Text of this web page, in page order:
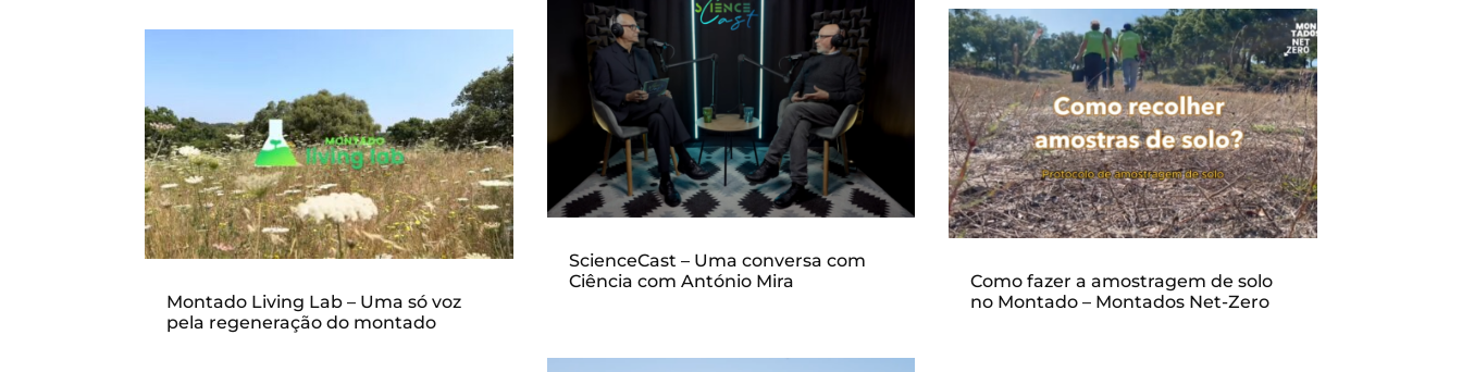
Montado Living Lab – Uma só voz
pela regeneração do montado
ScienceCast – Uma conversa com
Ciência com António Mira
Como fazer a amostragem de solo
no Montado – Montados Net-Zero